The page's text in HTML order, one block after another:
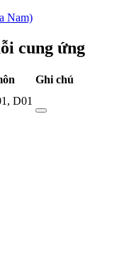
Nam)
cung ứng
Ghi chú
, D01